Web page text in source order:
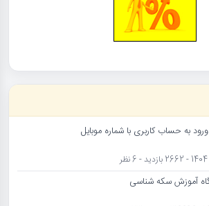
به حساب کاربری با شماره موبایل
آموزش سکه شناسی